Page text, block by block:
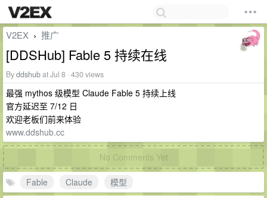
V2EX › 推广
[DDSHub] Fable 5 持续在线
Byddshubat Jul 8 · 430 views
最强 mythos 级模型 Claude Fable 5 持续上线
官方延迟至 7/12 日
欢迎老板们前来体验
www.ddshub.cc
No Comments Yet
Fable Claude
模型